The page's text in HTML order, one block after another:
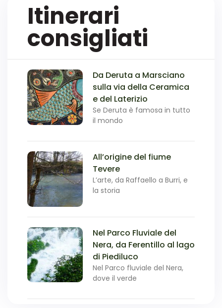
Itinerari
consigliati
Da Deruta a Marsciano
sulla via della Ceramica
e del Laterizio
Se Deruta è famosa in tutto
il mondo
All’origine del fiume
Tevere
L’arte, da Raffaello a Burri, e
la storia
Nel Parco Fluviale del
Nera, da Ferentillo al lago
di Piediluco
Nel Parco fluviale del Nera,
dove il verde